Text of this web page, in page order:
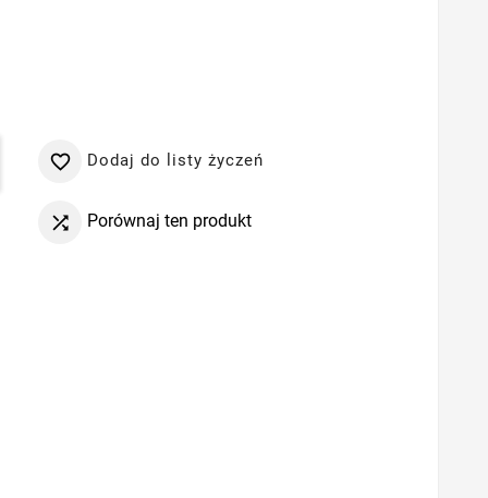
 Dodaj do listy życzeń
 Porównaj ten produkt